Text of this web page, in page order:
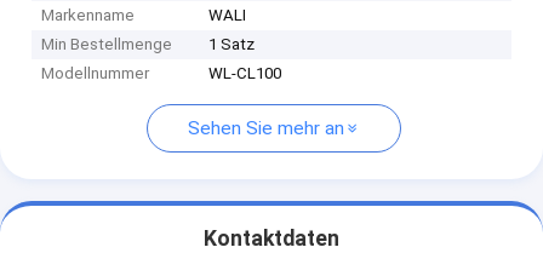
Markenname
WALI
Min Bestellmenge
1 Satz
Modellnummer
WL-CL100
Sehen Sie mehr an
Kontaktdaten